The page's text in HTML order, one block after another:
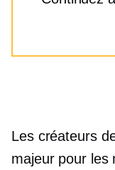
Les créateurs
majeur pour les